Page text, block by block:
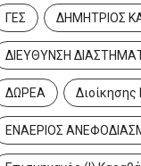
ΓΕΣ ΔΗΜΗΤΡΙΟΣ
ΔΙΕΥΘΥΝΣΗ
ΔΩΡΕΑ Διοίκησης
ΕΝΑΕΡΙΟΣ